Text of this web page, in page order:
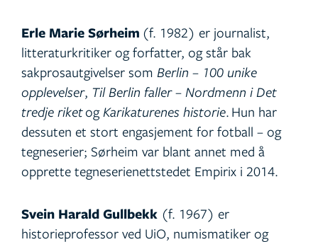
Erle Marie Sørheim (f. 1982) er journalist,
litteraturkritiker og forfatter, og står bak
sakprosautgivelser som Berlin – 100 unike
opplevelser, Til Berlin faller – Nordmenn i Det
tredje riketogKarikaturenes historie. Hun har
dessuten et stort engasjement for fotball – og
tegneserier; Sørheim var blant annet med å
opprette tegneserienettstedet Empirix i 2014.
Svein Harald Gullbekk (f. 1967) er
historieprofessor ved UiO, numismatiker og